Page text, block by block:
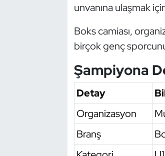
unvanına ulaşmak
Boks camiası,
birçok genç
Şampiyona
Detay
Organizasyon
Branş
Özel Sporcular
Sualtı Sporları